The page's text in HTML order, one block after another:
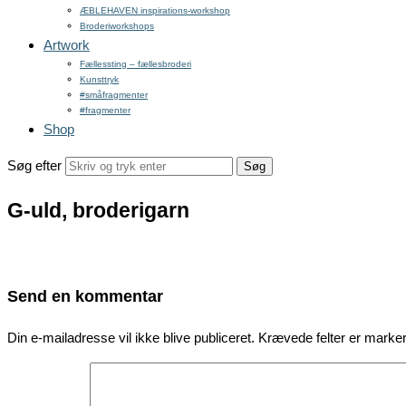
ÆBLEHAVEN inspirations-workshop
Broderiworkshops
Artwork
Fællessting – fællesbroderi
Kunsttryk
#småfragmenter
#fragmenter
Shop
Søg efter
G-uld, broderigarn
Send en kommentar
Din e-mailadresse vil ikke blive publiceret. Krævede felter er